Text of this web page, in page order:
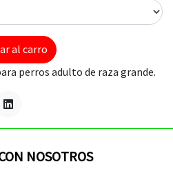
al carro
perros adulto de raza grande.
NOSOTROS